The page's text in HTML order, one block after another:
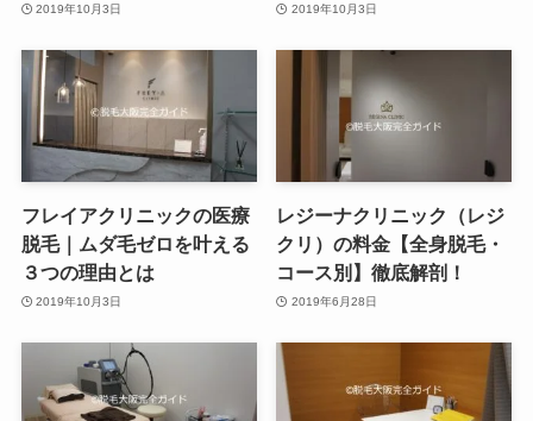
2019年10月3日 2019年10月3日
フレイアクリニックの医療
脱毛｜ムダ毛ゼロを叶える
３つの理由とは
2019年10月3日
レジーナクリニック（レジ
クリ）の料金【全身脱毛・
コース別】徹底解剖！
2019年6月28日